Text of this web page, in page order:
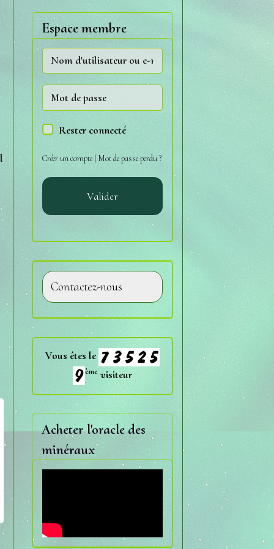
Espace membre
Rester connecté
Créer un compte| Mot de passe perdu ?
Valider
Contactez-nous
Vous êtes le
ème visiteur
Acheter l'oracle des
minéraux